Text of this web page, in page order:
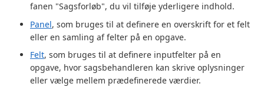
fanen "Sagsforløb", du vil tilføje yderligere indhold.
Panel, som bruges til at definere en overskrift for et felt
eller en samling af felter på en opgave.
Felt, som bruges til at definere inputfelter på en
opgave, hvor sagsbehandleren kan skrive oplysninger
eller vælge mellem prædefinerede værdier.